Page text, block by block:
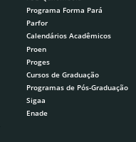
Programa Forma Pará
Parfor
Calendários Acadêmicos
Proen
Proges
Cursos de Graduação
Programas de Pós-Graduação
Sigaa
Enade